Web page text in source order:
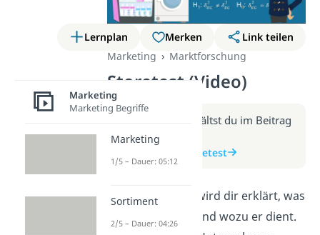
Lernplan Merken
Link teilen
Marketing
Marktforschung
Storetest (Video)
Weitere Infos erhältst du im Beitrag
zum Video
zum Beitrag: Storetest
In diesem Video wird dir erklärt, was
ein Storetest ist und wozu er dient.
Marketing
Marketing Begriffe
Marketing
1/5 – Dauer: 05:12
Sortiment
2/5 – Dauer: 04:26